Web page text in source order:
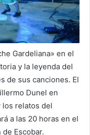
Gardeliana» en el
y la leyenda del
de sus canciones. El
Dunel en
los relatos del
a las 20 horas en el
Escobar.